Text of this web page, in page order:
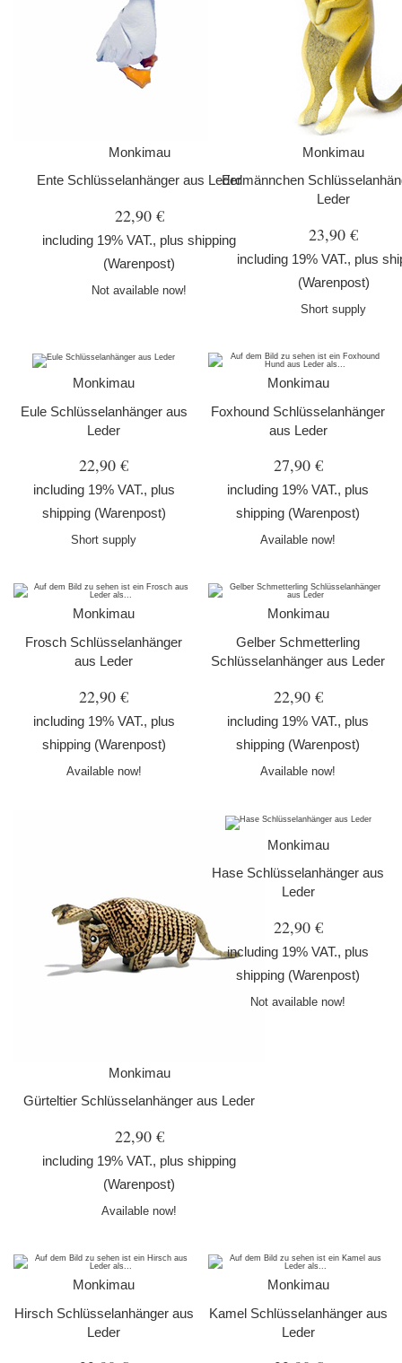
Monkimau
Ente Schlüsselanhänger aus Leder
22,90 €
including 19% VAT., plus shipping
(Warenpost)
Not available now!
Monkimau
Erdmännchen
Leder
23,90 €
including 19% VAT., plus
(Warenpost)
Short supply
Monkimau
Eule Schlüsselanhänger aus
Leder
22,90 €
including 19% VAT., plus
shipping (Warenpost)
Short supply
Monkimau
Foxhound Schlüsselanhänger
aus Leder
27,90 €
including 19% VAT., plus
shipping (Warenpost)
Available now!
Monkimau
Frosch Schlüsselanhänger
aus Leder
22,90 €
including 19% VAT., plus
shipping (Warenpost)
Available now!
Monkimau
Gelber Schmetterling
Schlüsselanhänger aus Leder
22,90 €
including 19% VAT., plus
shipping (Warenpost)
Available now!
Monkimau
Gürteltier Schlüsselanhänger aus Leder
22,90 €
including 19% VAT., plus shipping
(Warenpost)
Available now!
Monkimau
Hase Schlüsselanhänger aus
Leder
22,90 €
including 19% VAT., plus
shipping (Warenpost)
Not available now!
Monkimau
Hirsch Schlüsselanhänger aus
Leder
Monkimau
Kamel Schlüsselanhänger aus
Leder